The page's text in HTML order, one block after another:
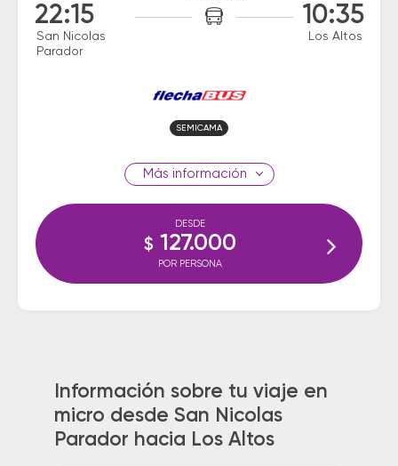
22:15
San Nicolas
Parador
10:35
Los Altos
SEMICAMA
información
DESDE
$ 127.000
POR PERSONA
Información sobre tu viaje en
micro desde San Nicolas
Parador hacia Los Altos